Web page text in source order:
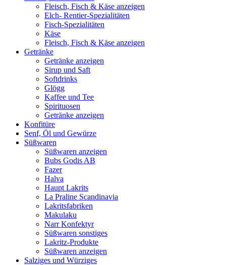
Fleisch, Fisch & Käse anzeigen
Elch- Rentier-Spezialitäten
Fisch-Spezialitäten
Käse
Fleisch, Fisch & Käse anzeigen
Getränke
Getränke anzeigen
Sirup und Saft
Softdrinks
Glögg
Kaffee und Tee
Spirituosen
Getränke anzeigen
Konfitüre
Senf, Öl und Gewürze
Süßwaren
Süßwaren anzeigen
Bubs Godis AB
Fazer
Halva
Haupt Lakrits
La Praline Scandinavia
Lakritsfabriken
Makulaku
Narr Konfektyr
Süßwaren sonstiges
Lakritz-Produkte
Süßwaren anzeigen
Salziges und Würziges